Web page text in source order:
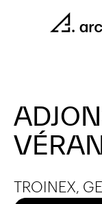
TROINEX,